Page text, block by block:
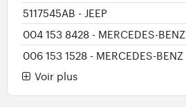
5117545AB - JEEP
004 153 8428 - MERCEDES-BENZ
006 153 1528 - MERCEDES-BENZ
Voir plus